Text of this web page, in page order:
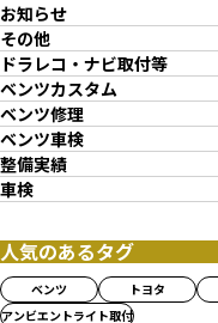
お知らせ
その他
ドラレコ・ナビ取付等
ベンツカスタム
ベンツ修理
ベンツ車検
整備実績
車検
人気のあるタグ
ベンツ トヨタ
アンビエントライト取付